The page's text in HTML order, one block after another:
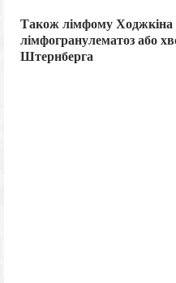
Також лімфому Ходжкіна
лімфогранулематоз або
Штернберга